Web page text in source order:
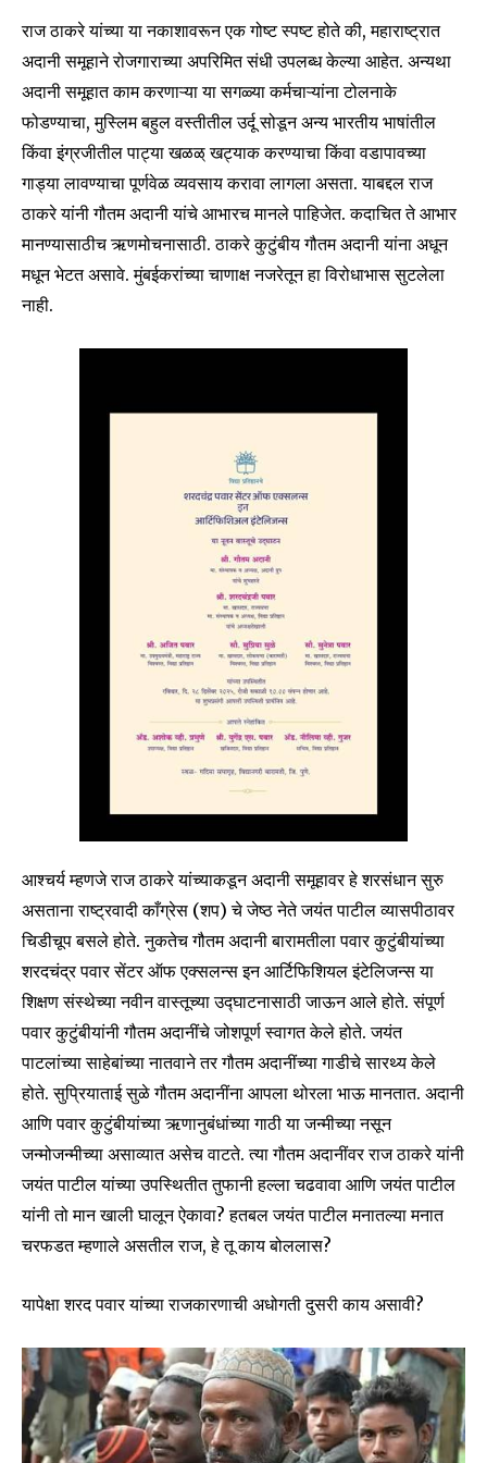
राज ठाकरे यांच्या या नकाशावरून एक गोष्ट स्पष्ट होते की, महाराष्ट्रात
अदानी समूहाने रोजगाराच्या अपरिमित संधी उपलब्ध केल्या आहेत. अन्यथा
अदानी समूहात काम करणाऱ्या या सगळ्या कर्मचाऱ्यांना टोलनाके
फोडण्याचा, मुस्लिम बहुल वस्तीतील उर्दू सोडून अन्य भारतीय भाषांतील
किंवा इंग्रजीतील पाट्या खळळ् खट्याक करण्याचा किंवा वडापावच्या
गाड्या लावण्याचा पूर्णवेळ व्यवसाय करावा लागला असता. याबद्दल राज
ठाकरे यांनी गौतम अदानी यांचे आभारच मानले पाहिजेत. कदाचित ते आभार
मानण्यासाठीच ऋणमोचनासाठी. ठाकरे कुटुंबीय गौतम अदानी यांना अधून
मधून भेटत असावे. मुंबईकरांच्या चाणाक्ष नजरेतून हा विरोधाभास सुटलेला
नाही.
आश्चर्य म्हणजे राज ठाकरे यांच्याकडून अदानी समूहावर हे शरसंधान सुरु
असताना राष्ट्रवादी काँग्रेस (शप) चे जेष्ठ नेते जयंत पाटील व्यासपीठावर
चिडीचूप बसले होते. नुकतेच गौतम अदानी बारामतीला पवार कुटुंबीयांच्या
शरदचंद्र पवार सेंटर ऑफ एक्सलन्स इन आर्टिफिशियल इंटेलिजन्स या
शिक्षण संस्थेच्या नवीन वास्तूच्या उद्घाटनासाठी जाऊन आले होते. संपूर्ण
पवार कुटुंबीयांनी गौतम अदानींचे जोशपूर्ण स्वागत केले होते. जयंत
पाटलांच्या साहेबांच्या नातवाने तर गौतम अदानींच्या गाडीचे सारथ्य केले
होते. सुप्रियाताई सुळे गौतम अदानींना आपला थोरला भाऊ मानतात. अदानी
आणि पवार कुटुंबीयांच्या ऋणानुबंधांच्या गाठी या जन्मीच्या नसून
जन्मोजन्मीच्या असाव्यात असेच वाटते. त्या गौतम अदानींवर राज ठाकरे यांनी
जयंत पाटील यांच्या उपस्थितीत तुफानी हल्ला चढवावा आणि जयंत पाटील
यांनी तो मान खाली घालून ऐकावा? हतबल जयंत पाटील मनातल्या मनात
चरफडत म्हणाले असतील राज, हे तू काय बोललास?
यापेक्षा शरद पवार यांच्या राजकारणाची अधोगती दुसरी काय असावी?